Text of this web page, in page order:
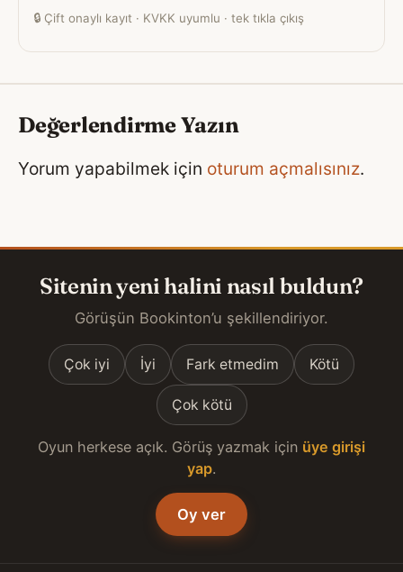
🔒 Çift onaylı kayıt · KVKK uyumlu · tek tıkla çıkış
Değerlendirme Yazın
Yorum yapabilmek için oturum açmalısınız.
Sitenin yeni halini nasıl buldun?
Görüşün Bookinton’u şekillendiriyor.
Çok iyi İyi Fark etmedim Kötü
Çok kötü
Oyun herkese açık. Görüş yazmak için üye girişi
yap.
Oy ver